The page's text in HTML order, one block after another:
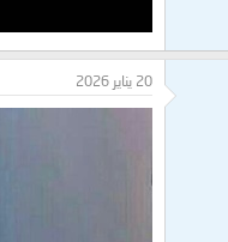
20 يناير 2026